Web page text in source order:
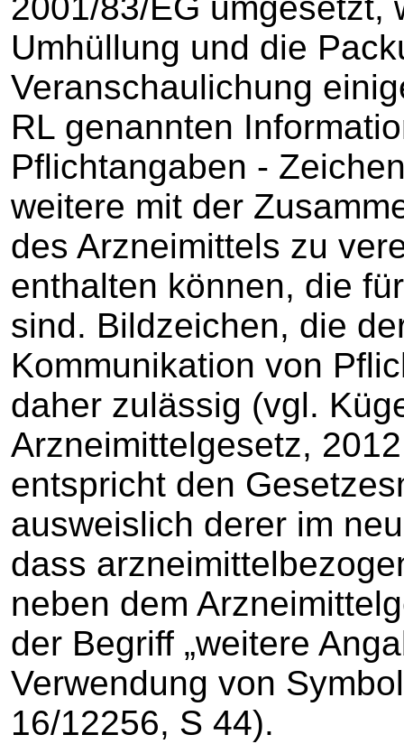
2001/83/EG umgesetzt,
Umhüllung und die
Veranschaulichung
RL genannten
Pflichtangaben -
weitere mit der
des Arzneimittels zu
enthalten können, die
sind. Bildzeichen, die
Kommunikation von
daher zulässig (vgl.
Arzneimittelgesetz,
entspricht den
ausweislich derer im
dass
neben dem
der Begriff „weitere
Verwendung von
16/12256, S 44).